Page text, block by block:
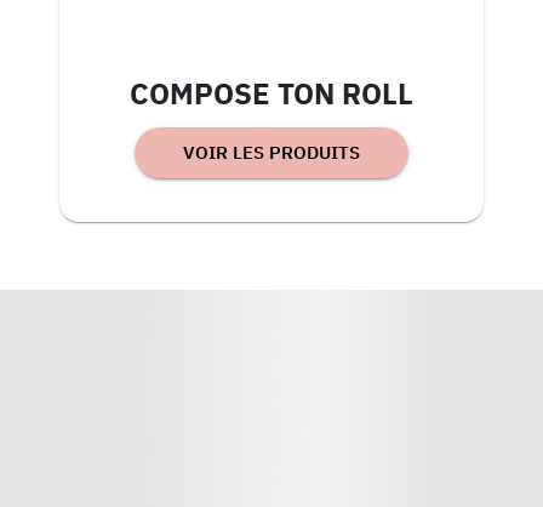
COMPOSE TON ROLL
VOIR LES PRODUITS